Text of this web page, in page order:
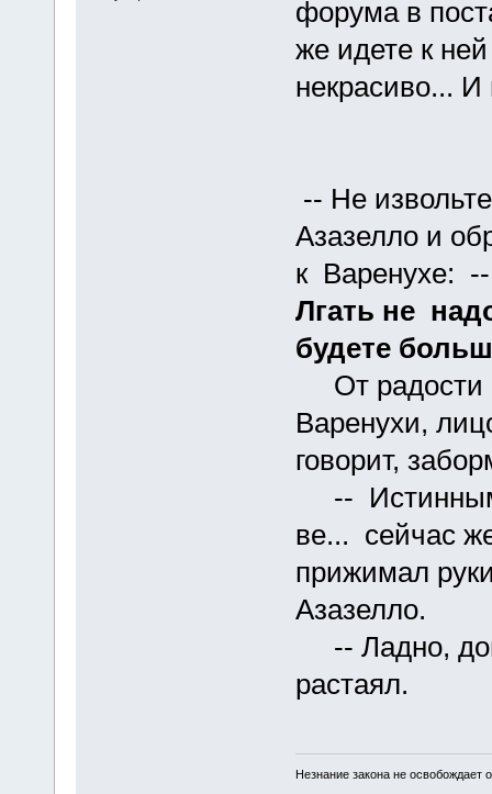
форума в
же идете к
некрасиво...
-- Не
Азазелло и
к Варенухе:
Лгать не
будете
От радости
Варенухи,
говорит,
--
ве... сейчас
прижимал
Азазелло.
-- Ладно,
растаял.
Незнание закона не освобождает